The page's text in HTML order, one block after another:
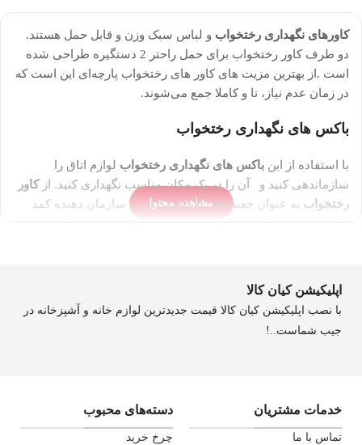
کاورهای نگهداری رختخواب و لباس سبک وزن و قابل حمل هستند.
دو طرف کاور رختخواب برای حمل راحتر 2 دستگیره طراحی شده
است .از بهترین مزیت های کاور های رختخواب پارچه‌ای این است که
در زمان عدم نیاز، تا و کاملا جمع می‌شوند.
باکس های نگهداری رختخواب
با استفاده از این باکس های نگهداری رختخواب لوازم اتاق را
سازماندهی کنید و آن را در یک مکان مناسب نگهداری کنید. ازکاور
رختخواب به عنوان جعبه های نگهداری لباس، سازمان دهنده کمد
شوند.
بهترین کاور برای نگهداری رختخواب کدامند؟
همچنین لازم نیست نگران شلوغی اتاق باشید، زیرا با استفاده از
کاور های رختخواب فضای خانه کاملا سازماندهی میشود.
مشاهده محتوا
اپلیکیشن کیان کالا
با نصب اپلیکیشن کیان کالا قیمت جدیدترین لوازم خانه و آشپزخانه در
جیب شماست..!
خدمات مشتریان
تماس با ما
دسته‌های محبوب
چرخ خرید